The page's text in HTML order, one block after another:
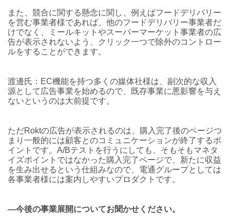
また、競合に関する懸念に関し、例えばフードデリバリー
を営む事業者様であれば、他のフードデリバリー事業者だ
けでなく、ミールキットやスーパーマーケット事業者の広
告が表示されないよう、クリック一つで除外のコントロー
ルをすることができます。
渡邊氏：EC機能を持つ多くの媒体社様は、副次的な収入
源として広告事業を始めるので、既存事業に悪影響を与え
ないというのは大前提です。
ただRoktの広告が表示されるのは、購入完了後のページつ
まり一般的には顧客とのコミュニケーションが終了するポ
イントです。A/Bテストを行うにしても、そもそもマネタ
イズポイントではなかった購入完了ページで、新たに収益
を生み出せるという仕組みなので、電通グループとしては
各事業者様には案内しやすいプロダクトです。
―今後の事業展開についてお聞かせください。